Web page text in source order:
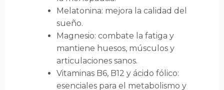
Melatonina: mejora la calidad del
sueño.
Magnesio: combate la fatiga y
mantiene huesos, músculos y
articulaciones sanos.
Vitaminas B6, B12 y ácido fólico:
esenciales para el metabolismo y